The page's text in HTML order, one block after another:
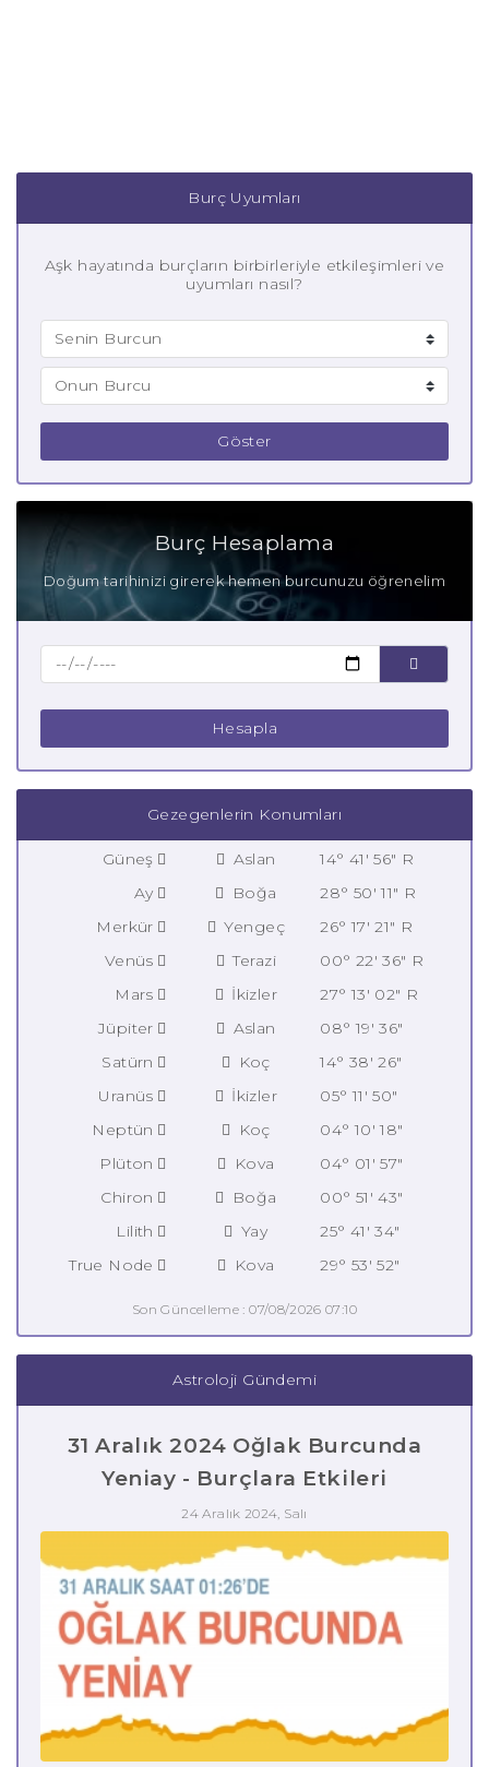
Burç Uyumları
Aşk hayatında burçların birbirleriyle etkileşimleri ve
uyumları nasıl?
Göster
Burç Hesaplama
Doğum tarihinizi girerek hemen burcunuzu öğrenelim
Hesapla
Gezegenlerin Konumları
Güneş Aslan
14° 41' 56" R
Ay
Boğa
28° 50' 11" R
Merkür
Yengeç
26° 17' 21" R
Venüs
Terazi
00° 22' 36" R
Mars
İkizler
27° 13' 02" R
Jüpiter
Aslan
08° 19' 36"
Satürn
Koç
14° 38' 26"
Uranüs
İkizler
05° 11' 50"
Neptün
Koç
04° 10' 18"
Plüton
Kova
04° 01' 57"
Chiron
Boğa
00° 51' 43"
Lilith
Yay
25° 41' 34"
True Node
Kova 29° 53' 52"
Son Güncelleme : 07/08/2026 07:10
Astroloji Gündemi
31 Aralık 2024 Oğlak Burcunda
Yeniay - Burçlara Etkileri
24 Aralık 2024, Salı